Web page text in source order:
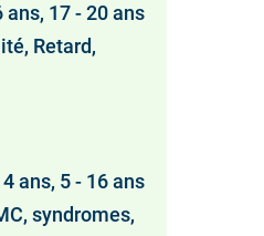
ans, 17 - 20 ans
Retard,
4 ans, 5 - 16 ans
syndromes,